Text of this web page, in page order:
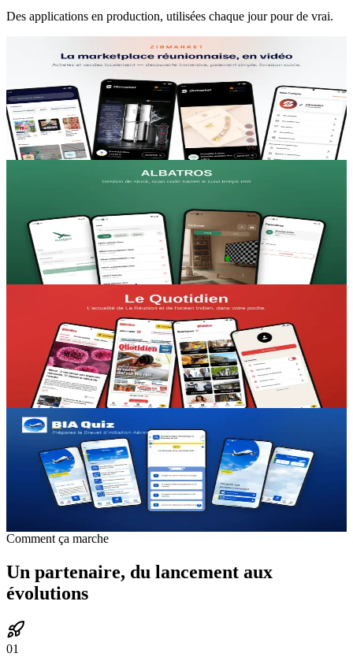
Des applications en production, utilisées chaque jour pour de vrai.
La marketplace qui permet à un commerçant réunionnais de vendre
en ligne sans créer de site ni gérer sa logistique.
+9 000 utilisateurs actifs
L'application qui permet à un artisan de suivre son stock depuis son
téléphone, sans erreurs ni ruptures.
Fini les ruptures et les erreurs de stock
Le Quotidien
Application mobile officielle du grand journal d'actualité de La
Réunion.
Des lecteurs fidélisés et convertis à l'abonnement
FORMATION
BIA QUIZ
App de révision du Brevet d'Initiation Aéronautique (annales 1999-
2025), reprise et modernisée pour l'association COLIBRI.
Comment ça marche
Un partenaire, du lancement aux
évolutions
01